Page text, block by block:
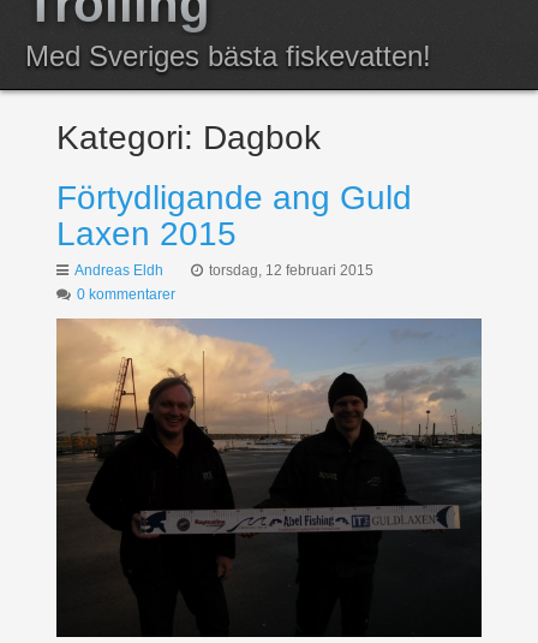
Med Sveriges bästa fiskevatten!
Resultat
Kategori: Dagbok
Förtydligande ang Guld
Laxen 2015
Andreas Eldh
torsdag, 12 februari 2015
0 kommentarer